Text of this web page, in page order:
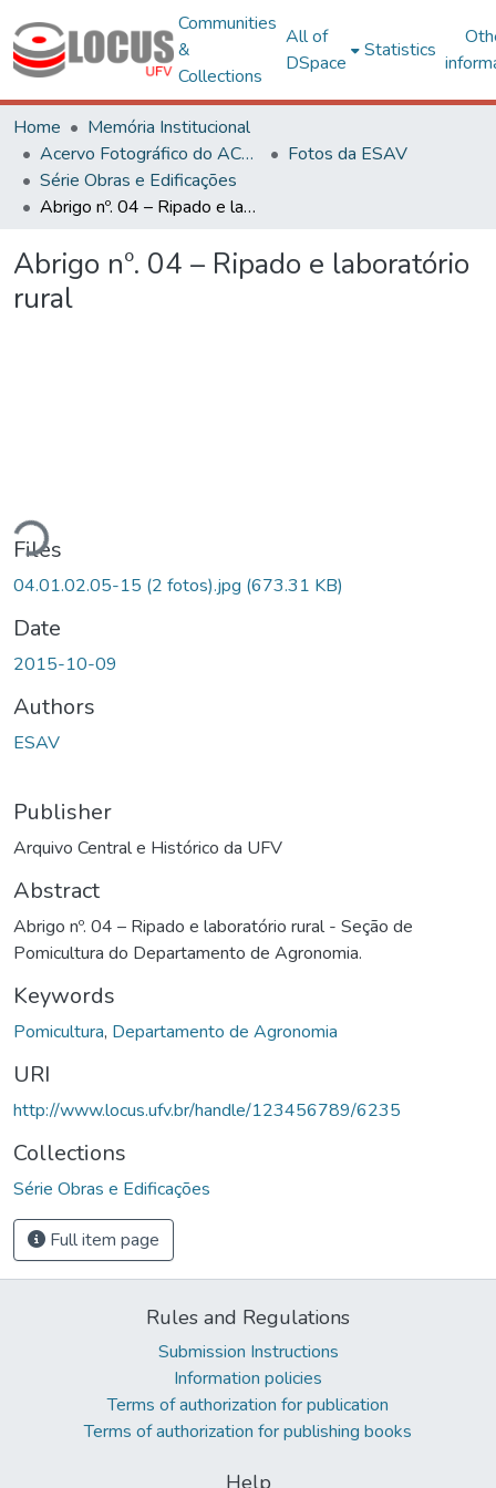
Communities
&
Collections
All of
DSpace
Statistics
Home
Memória Institucional
Acervo Fotográfico do ACH-UFV
Fotos da ESAV
Série Obras e Edificações
Abrigo nº. 04 – Ripado e laboratório rural
Abrigo nº. 04 – Ripado e laboratório
rural
Files
04.01.02.05-15 (2 fotos).jpg (673.31 KB)
Date
2015-10-09
Authors
ESAV
Publisher
Arquivo Central e Histórico da UFV
Abstract
Abrigo nº. 04 – Ripado e laboratório rural - Seção de
Pomicultura do Departamento de Agronomia.
Keywords
Pomicultura, Departamento de Agronomia
URI
http://www.locus.ufv.br/handle/123456789/6235
Collections
Série Obras e Edificações
Full item page
Rules and Regulations
Submission Instructions
Information policies
Terms of authorization for publication
Terms of authorization for publishing books
Help